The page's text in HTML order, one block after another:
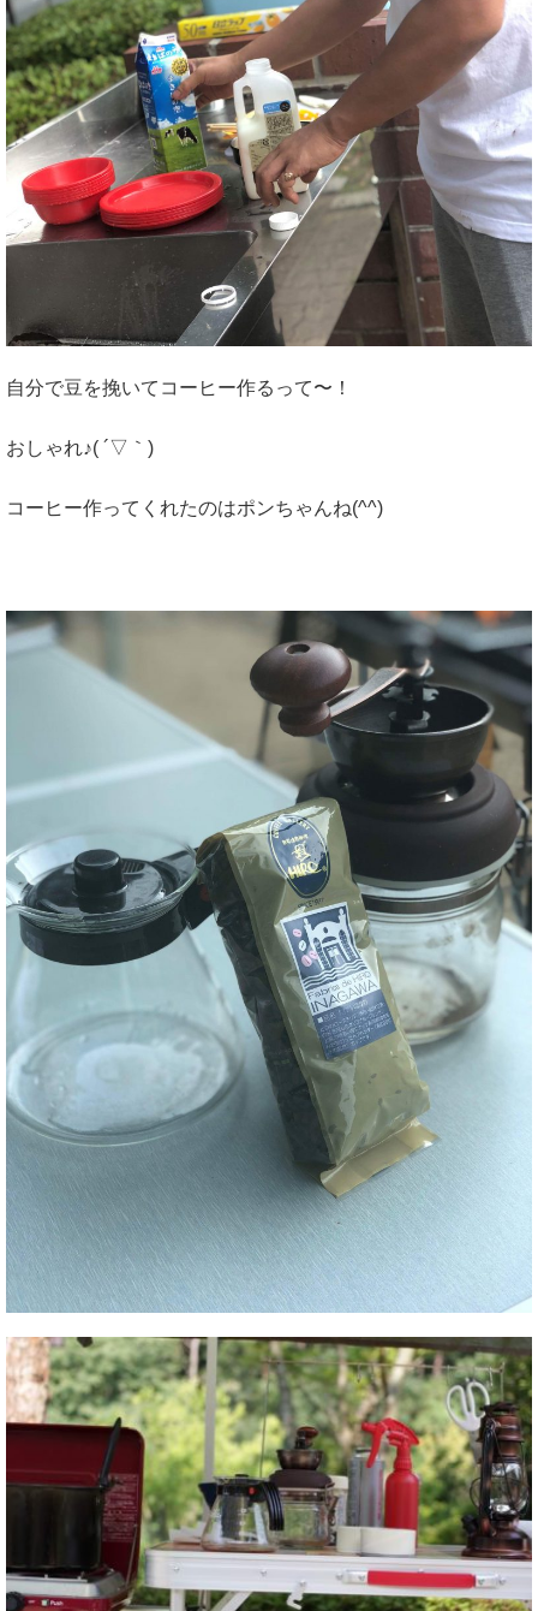
自分で豆を挽いてコーヒー作るって〜！
おしゃれ♪( ´▽｀)
コーヒー作ってくれたのはポンちゃんね(^^)